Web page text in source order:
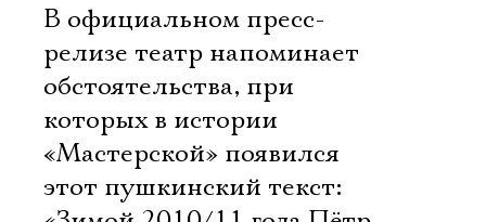
В официальном пресс-
релизе театр напоминает
обстоятельства, при
которых в истории
«Мастерской» появился
этот пушкинский текст: